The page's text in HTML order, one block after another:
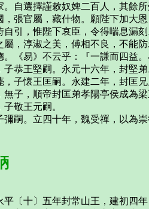
。自選擇謹敕奴婢二百人，其餘
，張官屬，藏什物。願陛下加大
自引，惟陛下哀臣，令得喘息漏
屬，淳淑之美，傅相不良，不能
。《易》不云乎：『一謙而四益
子恭王堅嗣。永元十六年，封堅弟
子懷王匡嗣。永建二年，封匡兄
無子，順帝封匡弟孝陽亭侯成為梁
敬王元嗣。
彌嗣。立四十年，魏受禪，以為崇
平〔十〕五年封常山王，建初四